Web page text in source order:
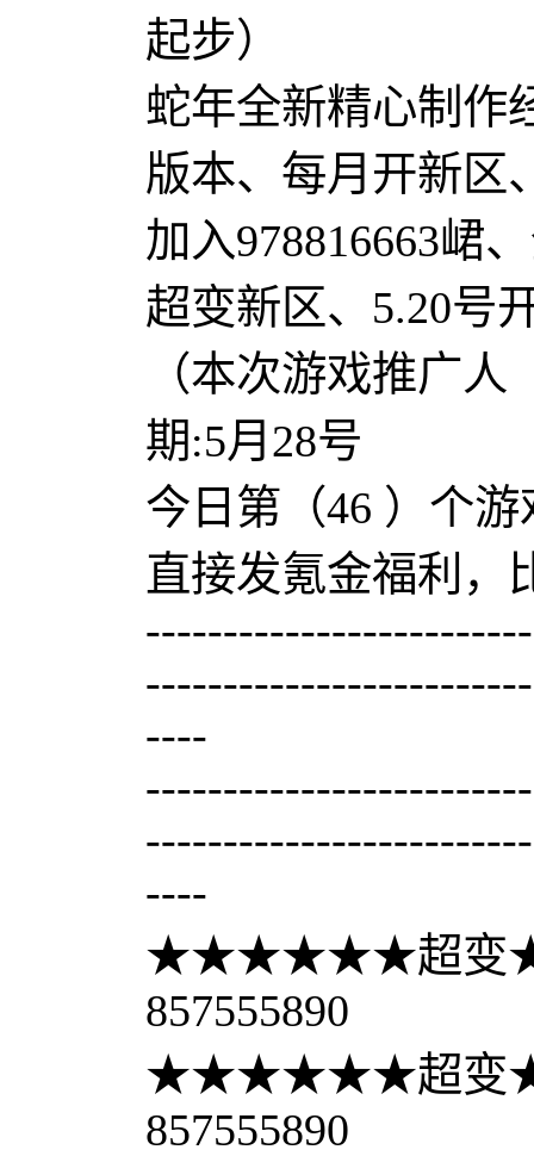
起步）
蛇年全新精心制作
版本、每月开新区
加入978816663峮
超变新区、5.20号
（本次游戏推广
期:5月28号
今日第（46 ）个
直接发氪金福利，
----
----
★★★★★★超变
857555890
★★★★★★超变
857555890